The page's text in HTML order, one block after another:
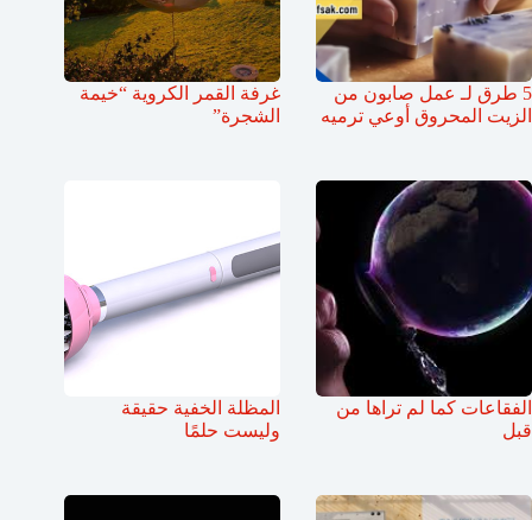
5 طرق لـ عمل صابون من
الزيت المحروق أوعي ترميه
غرفة القمر الكروية “خيمة
الشجرة”
الفقاعات كما لم تراها من
قبل
المظلة الخفية حقيقة
وليست حلمًا